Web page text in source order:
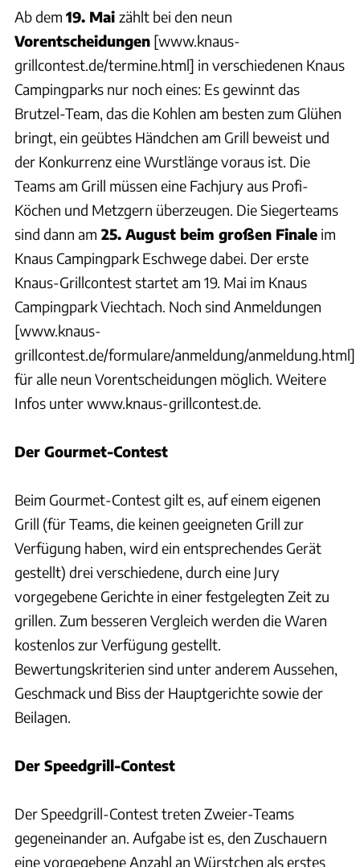
Ab dem 19. Mai zählt bei den neun
Vorentscheidungen [www.knaus-
grillcontest.de/termine.html] in verschiedenen Knaus
Campingparks nur noch eines: Es gewinnt das
Brutzel-Team, das die Kohlen am besten zum Glühen
bringt, ein geübtes Händchen am Grill beweist und
der Konkurrenz eine Wurstlänge voraus ist. Die
Teams am Grill müssen eine Fachjury aus Profi-
Köchen und Metzgern überzeugen. Die Siegerteams
sind dann am 25. August beim großen Finale im
Knaus Campingpark Eschwege dabei. Der erste
Knaus-Grillcontest startet am 19. Mai im Knaus
Campingpark Viechtach. Noch sind Anmeldungen
[www.knaus-
grillcontest.de/formulare/anmeldung/anmeldung.html]
für alle neun Vorentscheidungen möglich. Weitere
Infos unter www.knaus-grillcontest.de.
Der Gourmet-Contest
Beim Gourmet-Contest gilt es, auf einem eigenen
Grill (für Teams, die keinen geeigneten Grill zur
Verfügung haben, wird ein entsprechendes Gerät
gestellt) drei verschiedene, durch eine Jury
vorgegebene Gerichte in einer festgelegten Zeit zu
grillen. Zum besseren Vergleich werden die Waren
kostenlos zur Verfügung gestellt.
Bewertungskriterien sind unter anderem Aussehen,
Geschmack und Biss der Hauptgerichte sowie der
Beilagen.
Der Speedgrill-Contest
Der Speedgrill-Contest treten Zweier-Teams
gegeneinander an. Aufgabe ist es, den Zuschauern
eine vorgegebene Anzahl an Würstchen als erstes